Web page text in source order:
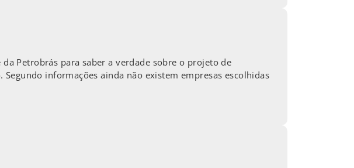
da Petrobrás para saber a verdade sobre o projeto de
informações ainda não existem empresas escolhidas